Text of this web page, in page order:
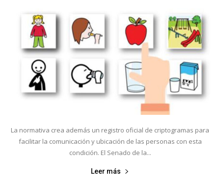
La normativa crea además un registro oficial de criptogramas para
facilitar la comunicación y ubicación de las personas con esta
condición. El Senado de la...
Leer más